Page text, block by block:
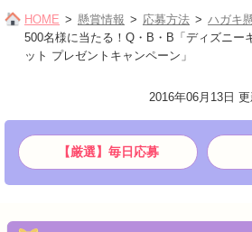
HOME 懸賞情報 応募方法 ハガキ
500名様に当たる！Q・B・B「ディズニー
ット プレゼントキャンペーン」
2016年06月13日
【厳選】毎日応募